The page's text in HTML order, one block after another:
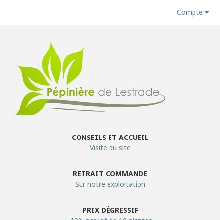
Compte
CONSEILS ET ACCUEIL
Visite du site
RETRAIT COMMANDE
Sur notre exploitation
PRIX DÉGRESSIF